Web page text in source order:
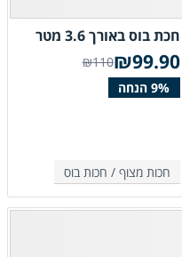
חכת בוס באורך 3.6 מטר
חכות מצוף / חכות בוס
₪110 99.90
₪